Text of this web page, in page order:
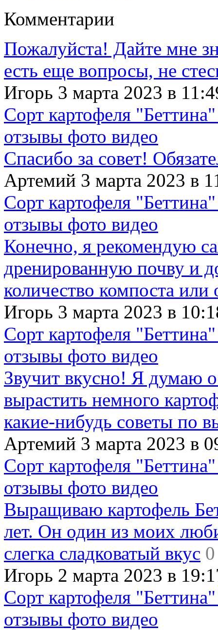
Комментарии
Пожалуйста! Дайте мне
есть еще вопросы, не
Игорь 3 марта 2023 в
Сорт картофеля
отзывы фото видео
Спасибо за совет!
Артемий 3 марта 2023 в
Сорт картофеля
отзывы фото видео
Конечно, я рекомендую
дренированную почву и
количество компоста
Игорь 3 марта 2023 в
Сорт картофеля
отзывы фото видео
Звучит вкусно! Я думаю
вырастить немного
какие-нибудь советы по
Артемий 3 марта 2023 в
Сорт картофеля
отзывы фото видео
Выращиваю картофель
лет. Он один из моих
слегка сладковатый вкус 0
Игорь 2 марта 2023 в
Сорт картофеля
отзывы фото видео